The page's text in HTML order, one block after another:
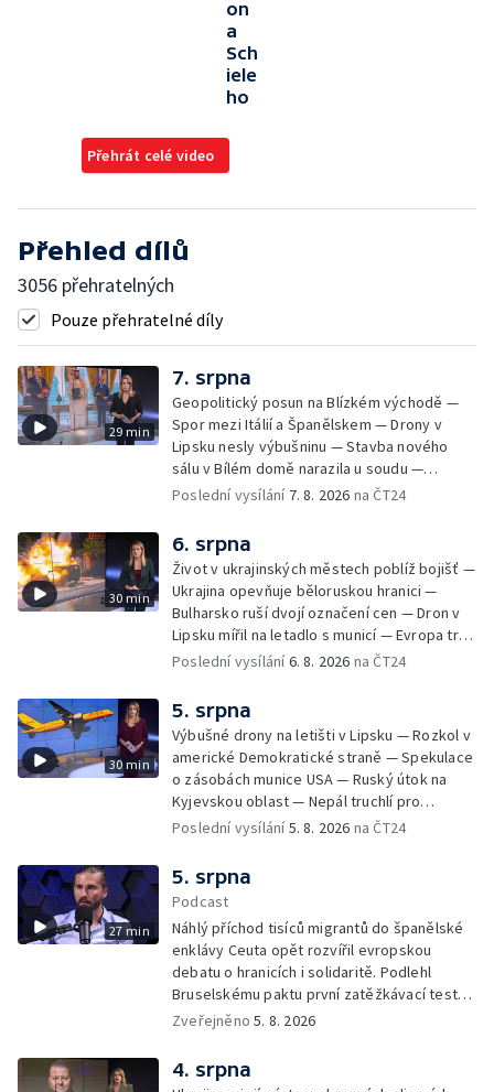
on
a
Sch
iele
ho
Přehrát celé video
Přehled dílů
3056 přehratelných
Pouze přehratelné díly
29 min
7. srpna
Geopolitický posun na Blízkém východě —
Spor mezi Itálií a Španělskem — Drony v
Lipsku nesly výbušninu — Stavba nového
sálu v Bílém domě narazila u soudu —
Severní polokouli sužuje sucho —
Teror osadníků na Západním břehu —
Záchrana netopýrů v Itálii
Poslední vysílání 7. 8. 2026 na ČT24
30 min
6. srpna
Život v ukrajinských městech poblíž bojišť —
Ukrajina opevňuje běloruskou hranici —
Bulharsko ruší dvojí označení cen — Dron v
Lipsku mířil na letadlo s municí — Evropa trpí
nedostatkem srážek — Nové záběry erupcí
Poslední vysílání6. 8. 2026 na ČT24
30 min
5. srpna
Výbušné drony na letišti v Lipsku — Rozkol v
americké Demokratické straně — Spekulace
o zásobách munice USA — Ruský útok na
Kyjevskou oblast — Nepál truchlí pro
horolezce — Ruský útok na Kyjevskou oblast
Poslední vysílání5. 8. 2026 na ČT24
27 min
5. srpna
Podcast
Náhlý příchod tisíců migrantů do španělské
enklávy Ceuta opět rozvířil evropskou
debatu o hranicích i solidaritě. Podlehl
Bruselskému paktu první zatěžkávací test,
nebo Španělsko situaci zvládlo? Analytik
zahraniční redakce ČT24 Za horizont
rozkrývá zákulisní spory mezi Madridem a
Zveřejněno5. 8. 2026
4. srpna